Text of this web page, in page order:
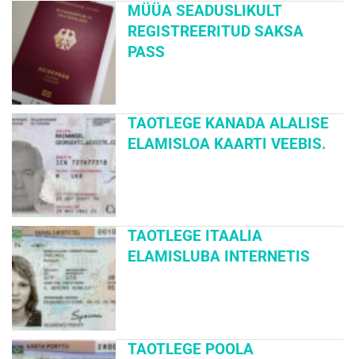
MÜÜA SEADUSLIKULT
REGISTREERITUD SAKSA
PASS
TAOTLEGE KANADA ALALISE
ELAMISLOA KAARTI VEEBIS.
TAOTLEGE ITAALIA
ELAMISLUBA INTERNETIS
TAOTLEGE POOLA